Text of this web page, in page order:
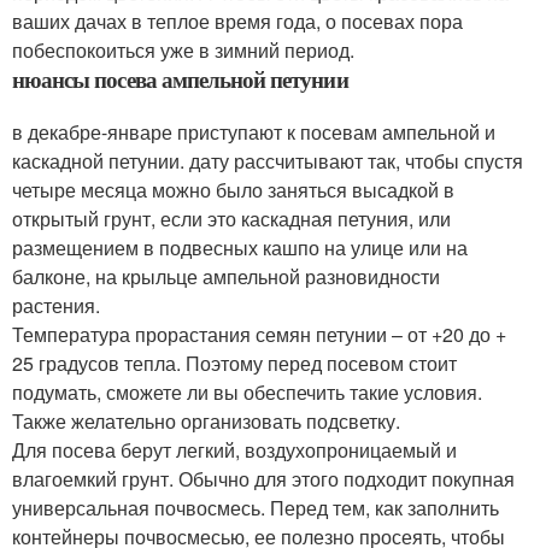
ваших дачах в теплое время года, о посевах пора
побеспокоиться уже в зимний период.
нюансы посева ампельной петунии
в декабре-январе приступают к посевам ампельной и
каскадной петунии. дату рассчитывают так, чтобы спустя
четыре месяца можно было заняться высадкой в
открытый грунт, если это каскадная петуния, или
размещением в подвесных кашпо на улице или на
балконе, на крыльце ампельной разновидности
растения.
Температура прорастания семян петунии – от +20 до +
25 градусов тепла. Поэтому перед посевом стоит
подумать, сможете ли вы обеспечить такие условия.
Также желательно организовать подсветку.
Для посева берут легкий, воздухопроницаемый и
влагоемкий грунт. Обычно для этого подходит покупная
универсальная почвосмесь. Перед тем, как заполнить
контейнеры почвосмесью, ее полезно просеять, чтобы